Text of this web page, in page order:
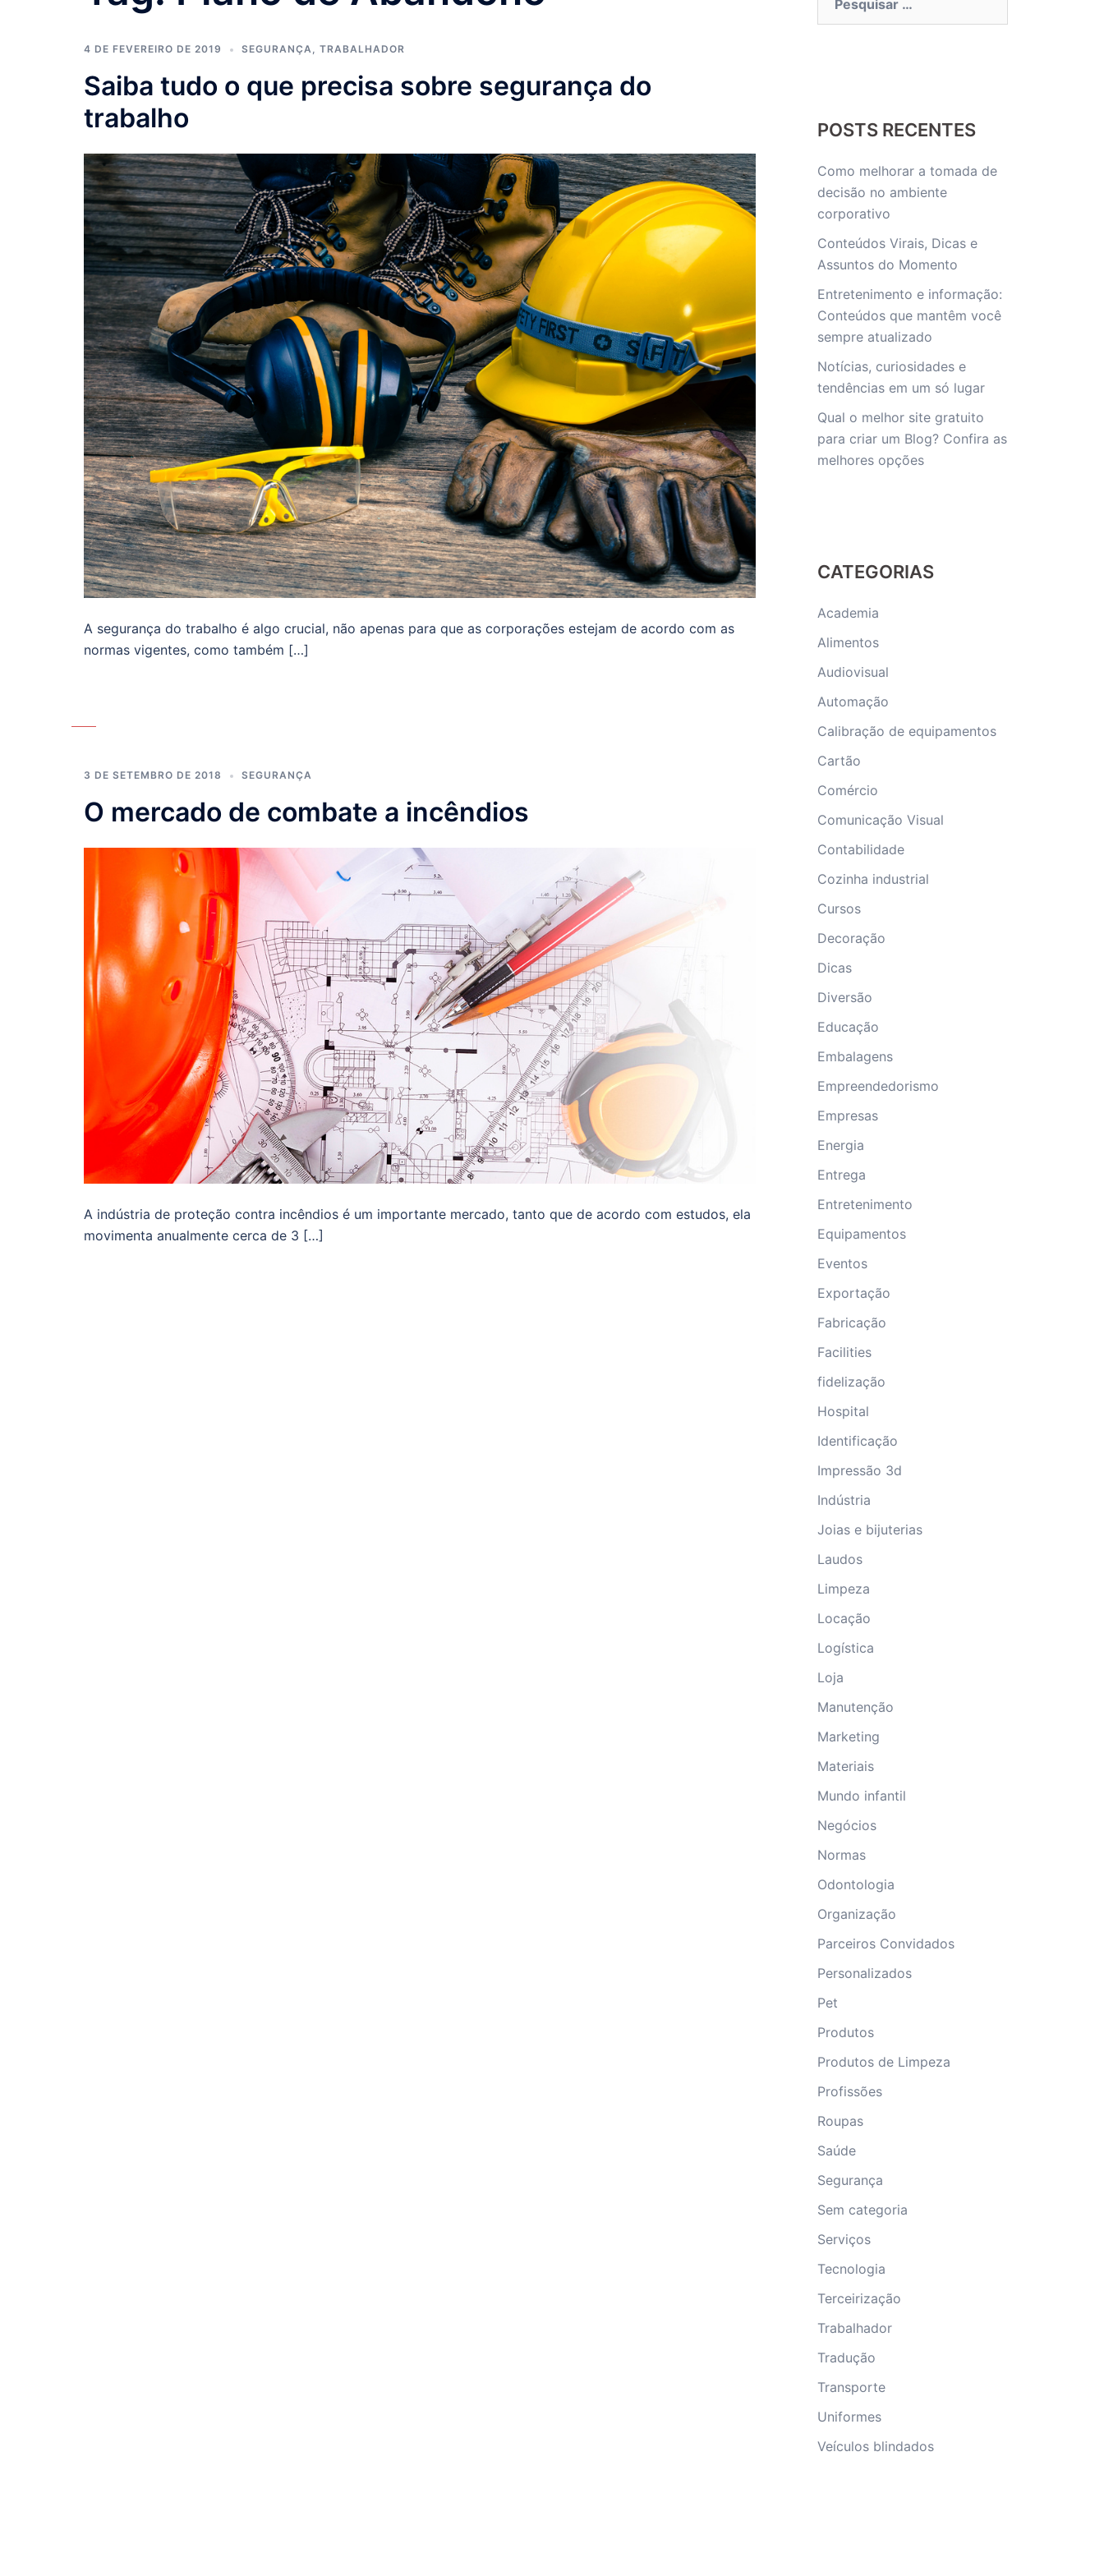
4 DE FEVEREIRO DE 2019 SEGURANÇA, TRABALHADOR
Saiba tudo o que precisa sobre segurança do
trabalho
A segurança do trabalho é algo crucial, não apenas para que as corporações estejam de acordo com as
normas vigentes, como também […]
3 DE SETEMBRO DE 2018 SEGURANÇA
O mercado de combate a incêndios
A indústria de proteção contra incêndios é um importante mercado, tanto que de acordo com estudos, ela
movimenta anualmente cerca de 3 […]
POSTS RECENTES
Como melhorar a tomada de
decisão no ambiente
corporativo
Conteúdos Virais, Dicas e
Assuntos do Momento
Entretenimento e informação:
Conteúdos que mantêm você
sempre atualizado
Notícias, curiosidades e
tendências em um só lugar
Qual o melhor site gratuito
para criar um Blog? Confira as
melhores opções
CATEGORIAS
Academia
Alimentos
Audiovisual
Automação
Calibração de equipamentos
Cartão
Comércio
Comunicação Visual
Contabilidade
Cozinha industrial
Cursos
Decoração
Dicas
Diversão
Educação
Embalagens
Empreendedorismo
Empresas
Energia
Entrega
Entretenimento
Equipamentos
Eventos
Exportação
Fabricação
Facilities
fidelização
Hospital
Identificação
Impressão 3d
Indústria
Joias e bijuterias
Laudos
Limpeza
Locação
Logística
Loja
Manutenção
Marketing
Materiais
Mundo infantil
Negócios
Normas
Odontologia
Organização
Parceiros Convidados
Personalizados
Pet
Produtos
Produtos de Limpeza
Profissões
Roupas
Saúde
Segurança
Sem categoria
Serviços
Tecnologia
Terceirização
Trabalhador
Tradução
Transporte
Uniformes
Veículos blindados